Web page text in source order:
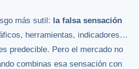
más sutil: la falsa sensación
herramientas, indicadores…
predecible. Pero el mercado no
combinas esa sensación con